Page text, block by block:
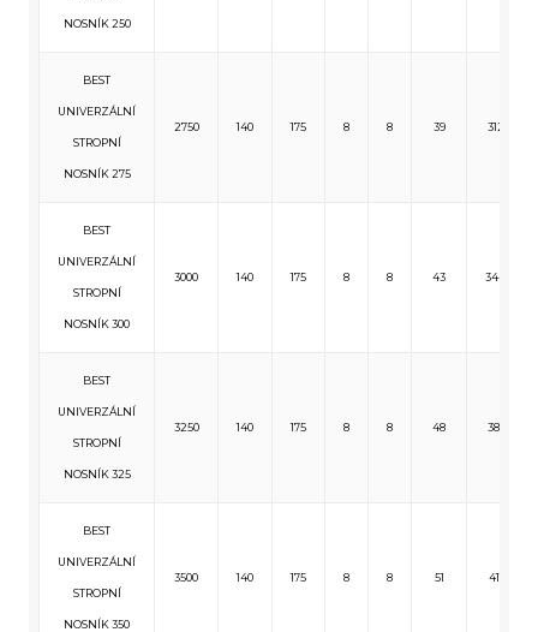
NOSNÍK 250
BEST
UNIVERZÁLNÍ
STROPNÍ
NOSNÍK 275
2750 140 175 8 8 39 312
BEST
UNIVERZÁLNÍ
STROPNÍ
NOSNÍK 300
3000 140 175 8 8 43 344
BEST
UNIVERZÁLNÍ
STROPNÍ
NOSNÍK 325
3250 140 175 8 8 48 381
BEST
UNIVERZÁLNÍ
STROPNÍ
NOSNÍK 350
3500 140 175 8 8 51 411